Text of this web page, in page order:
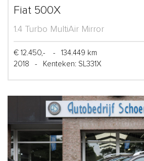
Fiat 500X
1.4 Turbo MultiAir Mirror
€ 12.450,- -
134.449 km
2018
- Kenteken: SL331X